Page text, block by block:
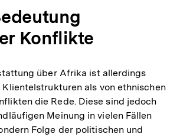
Konflikte
über Afrika ist allerdings
als von ethnischen
die Rede. Diese sind jedoch
Meinung in vielen Fällen
Folge der politischen und